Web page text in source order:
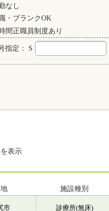
なし
・ブランクOK
間正職員制度あり
指定： S
表示
施設種別
市 診療所(無床)